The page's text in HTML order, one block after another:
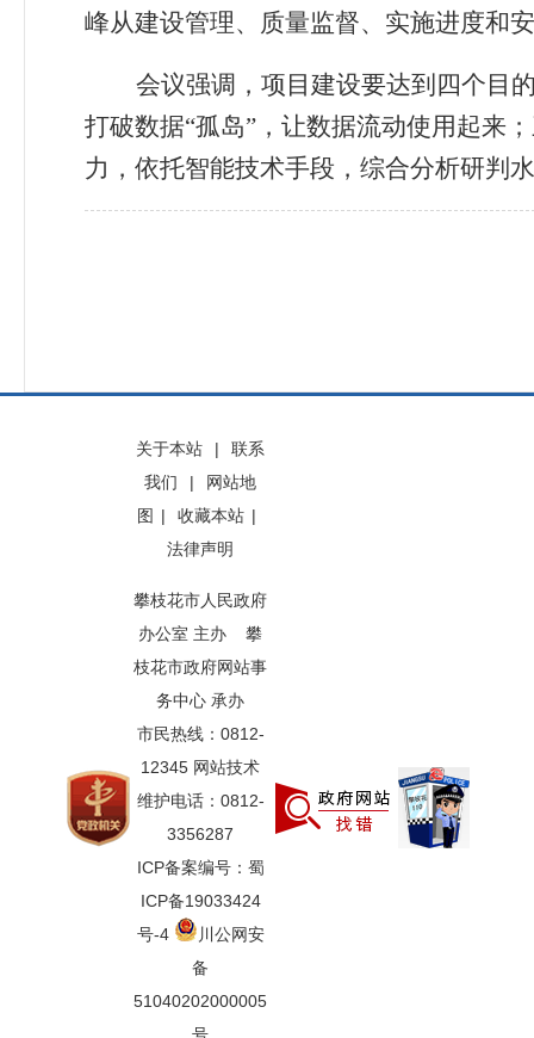
峰从建设管理、质量监督、实施进度和
会议强调，项目建设要达到四个目
打破数据“孤岛” ，让数据流动使用起来
力，依托智能技术手段，综合分析研判
关于本站 |
联系
我们
|
网站地
图 | 收藏本站 |
法律声明
攀枝花市人民政府
办公室 主办 攀
枝花市政府网站事
务中心 承办
市民热线：0812-
12345 网站技术
维护电话：0812-
3356287
ICP备案编号：蜀
ICP备19033424
号-4
川公网安
备
51040202000005